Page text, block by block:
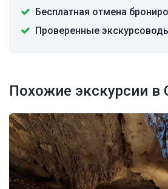
Бесплатная отмена
Проверенные
Похожие экскурсии в